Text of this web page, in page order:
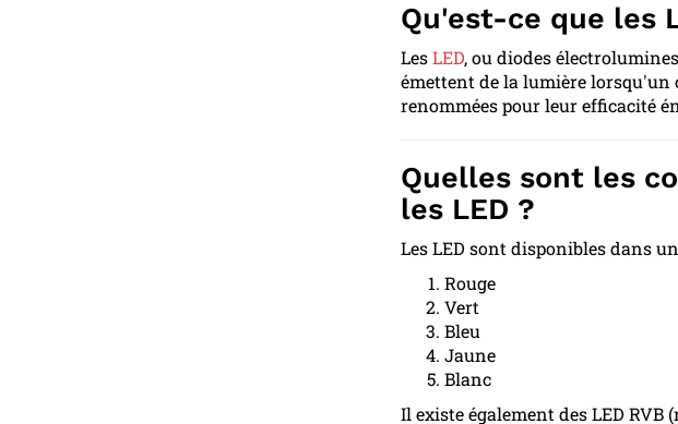
Qu'est-ce que les
LesLED, ou diodes
émettent de la lumière lorsqu'un
renommées pour leur efficacité
Quelles sont les
les LED ?
Les LED sont disponibles dans
Rouge
Vert
Bleu
Jaune
Blanc
Il existe également des LED